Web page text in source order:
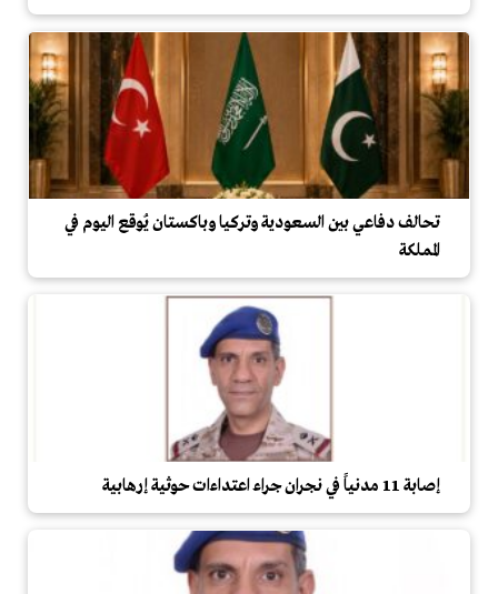
تحالف دفاعي بين السعودية وتركيا وباكستان يُوقع اليوم في
المملكة
إصابة 11 مدنياً في نجران جراء اعتداءات حوثية إرهابية